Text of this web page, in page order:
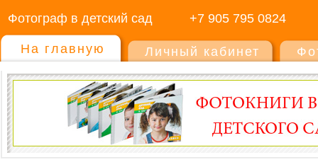
Фотограф в детский сад +7 905 795 0824
На главную Личный кабинет